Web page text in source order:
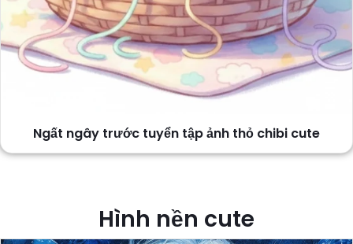
Ngất ngây trước tuyển tập ảnh thỏ chibi cute
Hình nền cute